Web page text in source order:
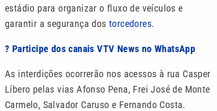
estádio para organizar o fluxo de veículos e
garantir a segurança dos torcedores.
? Participe dos canais VTV News no WhatsApp
As interdições ocorrerão nos acessos à rua Casper
Líbero pelas vias Afonso Pena, Frei José de Monte
Carmelo, Salvador Caruso e Fernando Costa.